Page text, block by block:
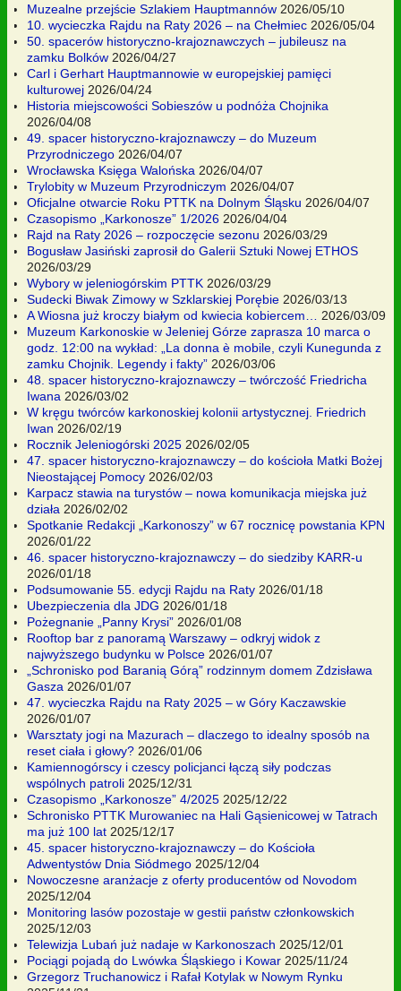
Muzealne przejście Szlakiem Hauptmannów 2026/05/10
10. wycieczka Rajdu na Raty 2026 – na Chełmiec 2026/05/04
50. spacerów historyczno-krajoznawczych – jubileusz na
zamku Bolków 2026/04/27
Carl i Gerhart Hauptmannowie w europejskiej pamięci
kulturowej 2026/04/24
Historia miejscowości Sobieszów u podnóża Chojnika
2026/04/08
49. spacer historyczno-krajoznawczy – do Muzeum
Przyrodniczego 2026/04/07
Wrocławska Księga Walońska 2026/04/07
Trylobity w Muzeum Przyrodniczym 2026/04/07
Oficjalne otwarcie Roku PTTK na Dolnym Śląsku 2026/04/07
Czasopismo „Karkonosze” 1/2026 2026/04/04
Rajd na Raty 2026 – rozpoczęcie sezonu 2026/03/29
Bogusław Jasiński zaprosił do Galerii Sztuki Nowej ETHOS
2026/03/29
Wybory w jeleniogórskim PTTK 2026/03/29
Sudecki Biwak Zimowy w Szklarskiej Porębie 2026/03/13
A Wiosna już kroczy białym od kwiecia kobiercem…
2026/03/09
Muzeum Karkonoskie w Jeleniej Górze zaprasza 10 marca o
godz. 12:00 na wykład: „La donna è mobile, czyli Kunegunda z
zamku Chojnik. Legendy i fakty” 2026/03/06
48. spacer historyczno-krajoznawczy – twórczość Friedricha
Iwana 2026/03/02
W kręgu twórców karkonoskiej kolonii artystycznej. Friedrich
Iwan 2026/02/19
Rocznik Jeleniogórski 2025 2026/02/05
47. spacer historyczno-krajoznawczy – do kościoła Matki Bożej
Nieostającej Pomocy 2026/02/03
Karpacz stawia na turystów – nowa komunikacja miejska już
działa 2026/02/02
Spotkanie Redakcji „Karkonoszy” w 67 rocznicę powstania KPN
2026/01/22
46. spacer historyczno-krajoznawczy – do siedziby KARR-u
2026/01/18
Podsumowanie 55. edycji Rajdu na Raty 2026/01/18
Ubezpieczenia dla JDG 2026/01/18
Pożegnanie „Panny Krysi” 2026/01/08
Rooftop bar z panoramą Warszawy – odkryj widok z
najwyższego budynku w Polsce 2026/01/07
„Schronisko pod Baranią Górą” rodzinnym domem Zdzisława
Gasza 2026/01/07
47. wycieczka Rajdu na Raty 2025 – w Góry Kaczawskie
2026/01/07
Warsztaty jogi na Mazurach – dlaczego to idealny sposób na
reset ciała i głowy? 2026/01/06
Kamiennogórscy i czescy policjanci łączą siły podczas
wspólnych patroli 2025/12/31
Czasopismo „Karkonosze” 4/2025 2025/12/22
Schronisko PTTK Murowaniec na Hali Gąsienicowej w Tatrach
ma już 100 lat 2025/12/17
45. spacer historyczno-krajoznawczy – do Kościoła
Adwentystów Dnia Siódmego 2025/12/04
Nowoczesne aranżacje z oferty producentów od Novodom
2025/12/04
Monitoring lasów pozostaje w gestii państw członkowskich
2025/12/03
Telewizja Lubań już nadaje w Karkonoszach 2025/12/01
Pociągi pojadą do Lwówka Śląskiego i Kowar 2025/11/24
Grzegorz Truchanowicz i Rafał Kotylak w Nowym Rynku